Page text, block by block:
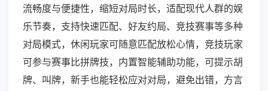
流畅度与便捷性，缩短对局时长，适配现代人群的娱
乐节奏，支持快速匹配、好友约局、竞技赛事等多种
对局模式，休闲玩家可随意匹配放松心情，竞技玩家
可参与赛事比拼牌技，内置智能辅助功能，可提示胡
牌、叫牌，新手也能轻松应对对局，避免出错，方言